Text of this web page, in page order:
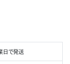
日で発送